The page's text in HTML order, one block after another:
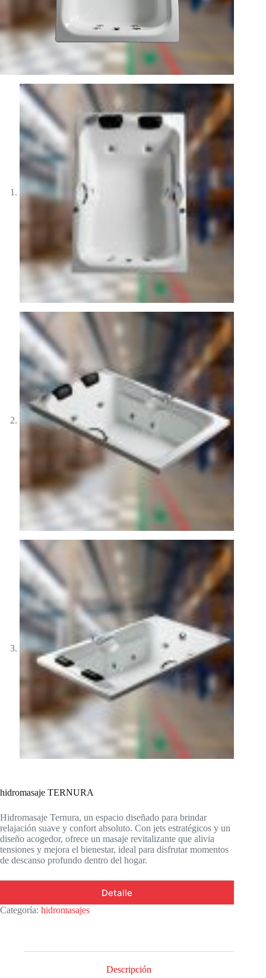
hidromasaje TERNURA
Hidromasaje Ternura, un espacio diseñado para brindar
relajación suave y confort absoluto. Con jets estratégicos y un
diseño acogedor, ofrece un masaje revitalizante que alivia
tensiones y mejora el bienestar, ideal para disfrutar momentos
de descanso profundo dentro del hogar.
Detalle
Categoría: hidromasajes
Descripción